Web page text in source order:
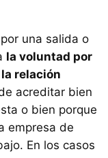
una salida o
la voluntad por
relación
acreditar bien
o bien porque
empresa de
En los casos